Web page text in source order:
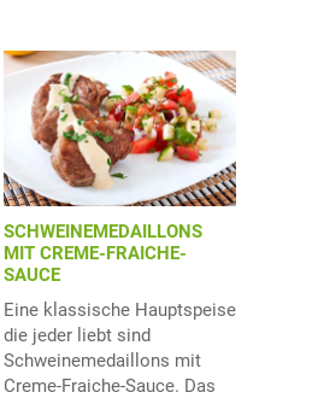
SCHWEINEMEDAILLONS
MIT CREME-FRAICHE-
SAUCE
Eine klassische Hauptspeise
die jeder liebt sind
Schweinemedaillons mit
Creme-Fraiche-Sauce. Das